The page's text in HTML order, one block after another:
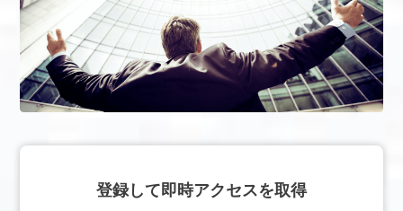
登録して即時アクセスを取得